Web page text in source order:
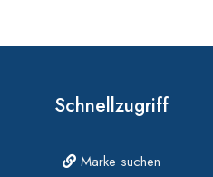
Schnellzugriff
Marke suchen